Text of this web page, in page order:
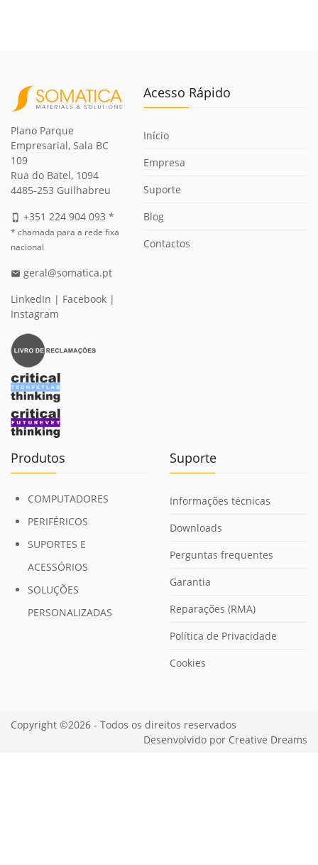
Plano Parque
Empresarial, Sala BC
109
Rua do Batel, 1094
4485-253 Guilhabreu
phone_iphone +351 224 904 093 *
* chamada para a rede fixa
nacional
email geral@somatica.pt
LinkedIn | Facebook |
Instagram
Acesso Rápido
Início
Empresa
Suporte
Blog
Contactos
Produtos
COMPUTADORES
PERIFÉRICOS
SUPORTES E
ACESSÓRIOS
SOLUÇÕES
PERSONALIZADAS
Suporte
Informações técnicas
Downloads
Perguntas frequentes
Garantia
Reparações (RMA)
Política de Privacidade
Cookies
Copyright ©2026 - Todos os direitos reservados
Desenvolvido por Creative Dreams